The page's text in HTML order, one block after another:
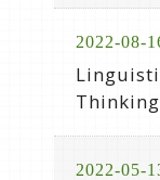
2022-08-
2022-05-